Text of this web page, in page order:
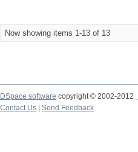
Now showing items 1-13 of 13
DSpace software copyright © 2002-2012
Contact Us
Send Feedback